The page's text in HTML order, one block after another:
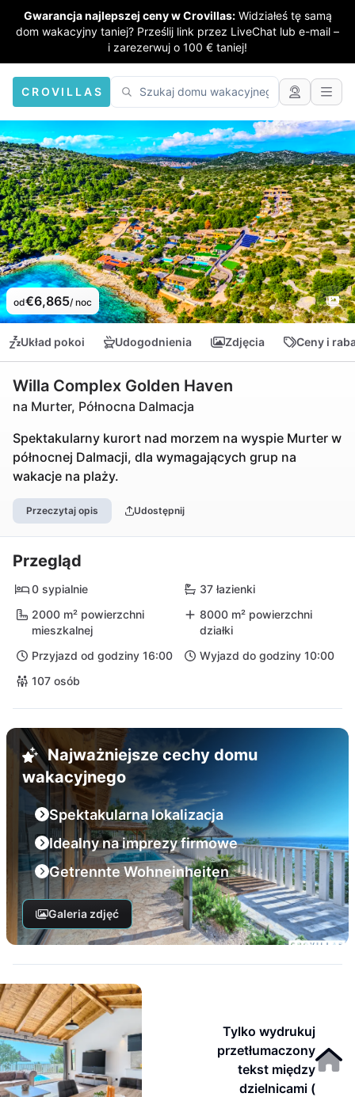
Gwarancja najlepszej ceny w Crovillas: Widziałeś tę samą
dom wakacyjny taniej? Prześlij link przez LiveChat lub e-mail –
i zarezerwuj o 100 € taniej!
CROVILLAS
od€6,865/ noc
Układ pokoi Udogodnienia Zdjęcia Ceny i
Willa Complex Golden Haven
na Murter, Północna Dalmacja
Spektakularny kurort nad morzem na wyspie Murter w
północnej Dalmacji, dla wymagających grup na
wakacje na plaży.
Przeczytaj opis Udostępnij
Przegląd
0 sypialnie
37 łazienki
2000 m² powierzchni
mieszkalnej
8000 m² powierzchni
działki
Przyjazd od godziny 16:00
Wyjazd do godziny 10:00
107 osób
Najważniejsze cechy domu
wakacyjnego
Spektakularna lokalizacja
Idealny na imprezy firmowe
Getrennte Wohneinheiten
Galeria zdjęć
Tylko wydrukuj
przetłumaczony
tekst między
dzielnicami (